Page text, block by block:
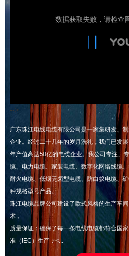
-->
广东珠江电线电缆有限公司是一家集研发、
企业。经过二十几年的岁月洗礼，我们已发
年产值高达50亿的电缆企业。我公司专注、
缆、电力电缆、家装电缆、数字化网络线缆
耐火电缆、低烟无卤型电缆、防白蚁电缆、
种规格型号产品。
珠江电缆品牌公司建设了欧式风格的生产车
术，
质量保证：确保了每一条电线电缆都符合国
准（IEC）生产；<...